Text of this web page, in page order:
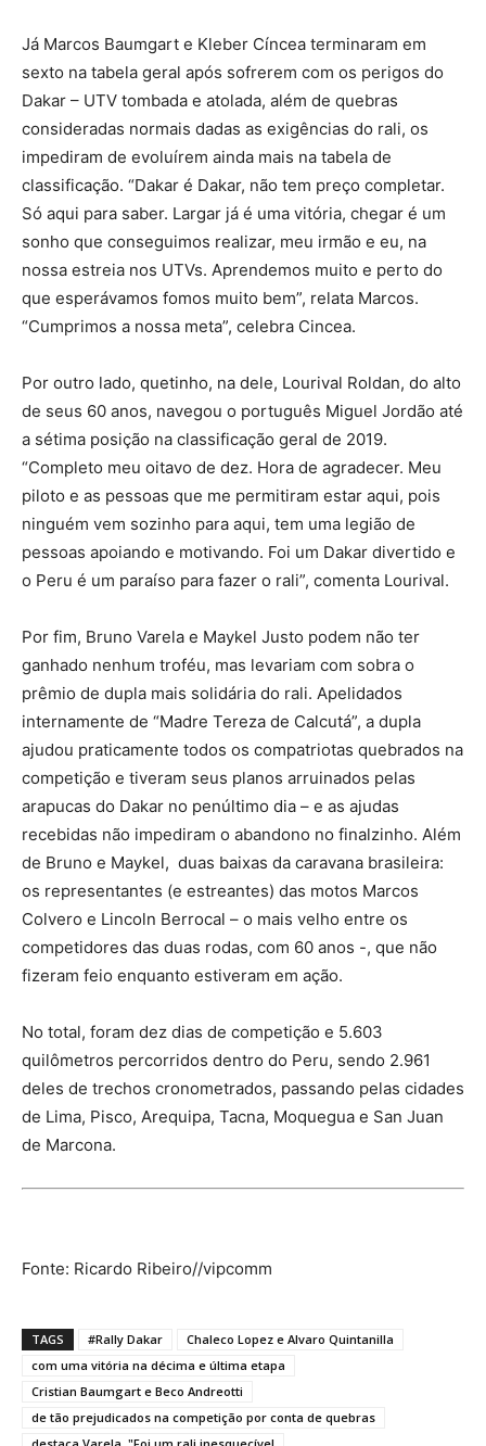
Já Marcos Baumgart e Kleber Cíncea terminaram em
sexto na tabela geral após sofrerem com os perigos do
Dakar – UTV tombada e atolada, além de quebras
consideradas normais dadas as exigências do rali, os
impediram de evoluírem ainda mais na tabela de
classificação. “Dakar é Dakar, não tem preço completar.
Só aqui para saber. Largar já é uma vitória, chegar é um
sonho que conseguimos realizar, meu irmão e eu, na
nossa estreia nos UTVs. Aprendemos muito e perto do
que esperávamos fomos muito bem”, relata Marcos.
“Cumprimos a nossa meta”, celebra Cincea.
Por outro lado, quetinho, na dele, Lourival Roldan, do alto
de seus 60 anos, navegou o português Miguel Jordão até
a sétima posição na classificação geral de 2019.
“Completo meu oitavo de dez. Hora de agradecer. Meu
piloto e as pessoas que me permitiram estar aqui, pois
ninguém vem sozinho para aqui, tem uma legião de
pessoas apoiando e motivando. Foi um Dakar divertido e
o Peru é um paraíso para fazer o rali”, comenta Lourival.
Por fim, Bruno Varela e Maykel Justo podem não ter
ganhado nenhum troféu, mas levariam com sobra o
prêmio de dupla mais solidária do rali. Apelidados
internamente de “Madre Tereza de Calcutá”, a dupla
ajudou praticamente todos os compatriotas quebrados na
competição e tiveram seus planos arruinados pelas
arapucas do Dakar no penúltimo dia – e as ajudas
recebidas não impediram o abandono no finalzinho. Além
de Bruno e Maykel, duas baixas da caravana brasileira:
os representantes (e estreantes) das motos Marcos
Colvero e Lincoln Berrocal – o mais velho entre os
competidores das duas rodas, com 60 anos -, que não
fizeram feio enquanto estiveram em ação.
No total, foram dez dias de competição e 5.603
quilômetros percorridos dentro do Peru, sendo 2.961
deles de trechos cronometrados, passando pelas cidades
de Lima, Pisco, Arequipa, Tacna, Moquegua e San Juan
de Marcona.
Fonte: Ricardo Ribeiro//vipcomm
TAGS #Rally Dakar
Chaleco Lopez e Alvaro Quintanilla
com uma vitória na décima e última etapa
Cristian Baumgart e Beco Andreotti
de tão prejudicados na competição por conta de quebras